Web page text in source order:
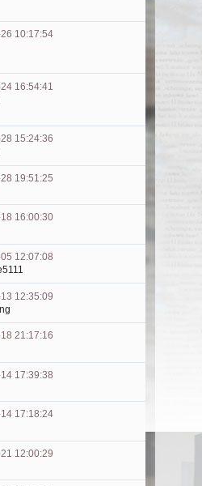
10:17:54
16:54:41
15:24:36
19:51:25
16:00:30
12:07:08
12:35:09
21:17:16
17:39:38
17:18:24
12:00:29